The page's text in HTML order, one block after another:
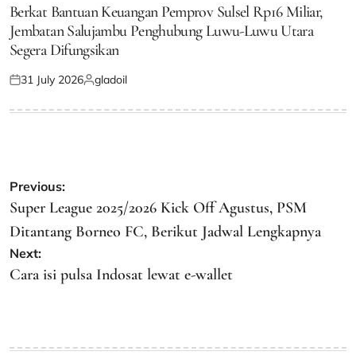
IN
Berkat Bantuan Keuangan Pemprov Sulsel Rp16 Miliar,
Jembatan Salujambu Penghubung Luwu-Luwu Utara
Segera Difungsikan
Posted
31 July 2026Posted
gladoil
Post
navigation
Previous:
Super League 2025/2026 Kick Off Agustus, PSM
Ditantang Borneo FC, Berikut Jadwal Lengkapnya
Next:
Cara isi pulsa Indosat lewat e-wallet